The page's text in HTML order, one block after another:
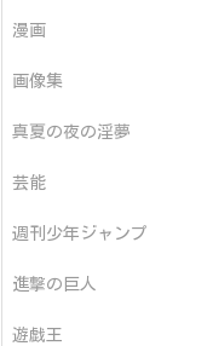
漫画
画像集
真夏の夜の淫夢
芸能
週刊少年ジャンプ
進撃の巨人
遊戯王